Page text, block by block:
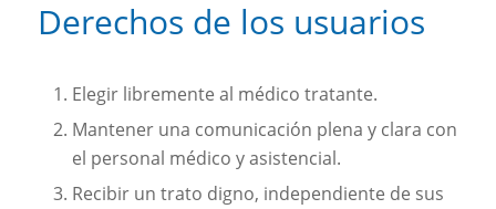
Derechos de los usuarios
Elegir libremente al médico tratante.
Mantener una comunicación plena y clara con
el personal médico y asistencial.
Recibir un trato digno, independiente de sus